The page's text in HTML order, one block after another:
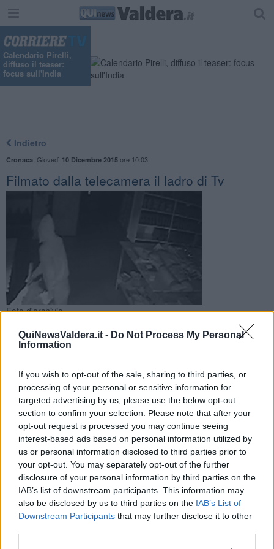
QuiNewsValdera.it - Do Not Process My Personal
Information
If you wish to opt-out of the sale, sharing to third parties, or
processing of your personal or sensitive information for
targeted advertising by us, please use the below opt-out
section to confirm your selection. Please note that after your
opt-out request is processed you may continue seeing
interest-based ads based on personal information utilized by
us or personal information disclosed to third parties prior to
your opt-out. You may separately opt-out of the further
disclosure of your personal information by third parties on the
IAB’s list of downstream participants. This information may
also be disclosed by us to third parties on the IAB’s List of
Downstream Participants that may further disclose it to other
Calendario Pirelli,
diffuso il teaser:
focus sull'India
Indietro
Cronaca Giovedì 10 Dicembre 2015ore 10:03
Filmato dalla telecamera il ladro di Tv
Foto d'archivio
L'episodio è accaduto in un negozio che vende prodotti
africani. L'uomo che ha forzato una porta per rubare un
PONTEDERA —Un altro furto in città. A farne le spese è un
negozio specializzato nella vendita diprodotti africani. La
rivendita si trova in via Pisana e il furto è stato filmato da una
telecamera installata all'interno.
Il ladro ha agito in fretta, trafugando un televisore. Chi gestisce il
negozio ha scansionato le immagini riprese dal sistema di
videosorveglianza
: la ripresa è stata consegnata ai carabinieri e
sarà utilizzata nelle indagini, come già accaduto per i furti nelle
scuole e in una pizzeria in via D’Acquisto, sempre a Pontedera.